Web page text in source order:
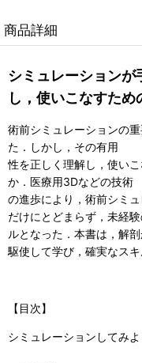
商品詳細
シミュレーションが
し，使いこなすため
術前シミュレーションの
た．しかし，その有用
性を正しく理解し，使い
か．医療用3Dなどの技術
の進歩により，術前シミ
だけにとどまらず，未経
ルとなった．本書は，解
駆使して学び，確実なス
【目次】
シミュレーションしてみよ